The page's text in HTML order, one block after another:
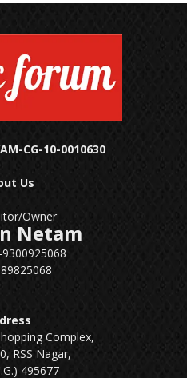
CG-10-0010630
Us
Owner
Netam
Complex,
RSS Nagar,
495677